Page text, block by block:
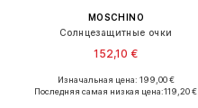
MOSCHINO
Солнцезащитные очки
152,10 €
Доступные размеры: One Size
Изначальная цена: 199,00 €
Последняя самая низкая цена:119,20 €